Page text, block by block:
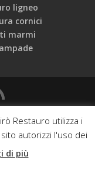
ligneo
cornici
marmi
developed by:
Privacy Policy
Restauro utilizza i
autorizzi l'uso dei
di più